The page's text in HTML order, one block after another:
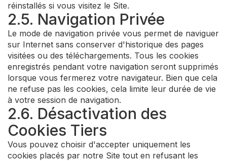
réinstallés si vous visitez le Site.
2.5. Navigation Privée
Le mode de navigation privée vous permet de naviguer
sur Internet sans conserver d'historique des pages
visitées ou des téléchargements. Tous les cookies
enregistrés pendant votre navigation seront supprimés
lorsque vous fermerez votre navigateur. Bien que cela
ne refuse pas les cookies, cela limite leur durée de vie
à votre session de navigation.
2.6. Désactivation des
Cookies Tiers
Vous pouvez choisir d'accepter uniquement les
cookies placés par notre Site tout en refusant les